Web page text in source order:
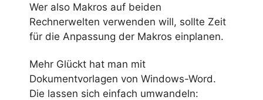
Wer also Makros auf beiden
Rechnerwelten verwenden will, sollte Zeit
für die Anpassung der Makros einplanen.
Mehr Glückt hat man mit
Dokumentvorlagen von Windows-Word.
Die lassen sich einfach umwandeln: